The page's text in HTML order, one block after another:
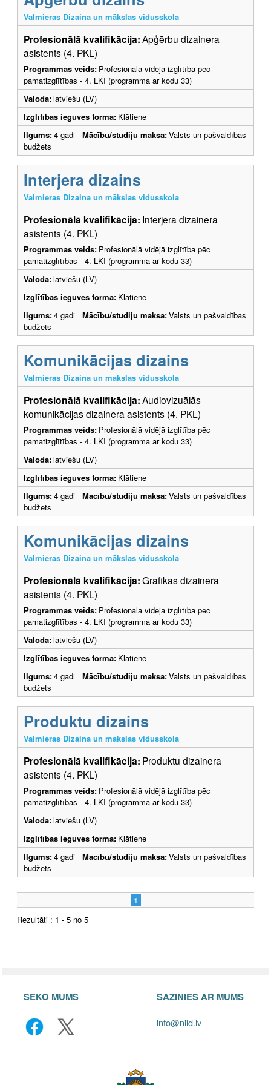
Valmieras Dizaina un mākslas vidusskola
Profesionālā kvalifikācija:Apģērbu dizainera
asistents (4. PKL)
Programmas veids: Profesionālā vidējā izglītība pēc
pamatizglītības - 4. LKI (programma ar kodu 33)
Valoda:latviešu (LV)
Izglītības ieguves forma: Klātiene
Ilgums:4 gadi Mācību/studiju maksa:Valsts un pašvaldības
budžets
Interjera dizains
Valmieras Dizaina un mākslas vidusskola
Profesionālā kvalifikācija: Interjera dizainera
asistents (4. PKL)
Programmas veids: Profesionālā vidējā izglītība pēc
pamatizglītības - 4. LKI (programma ar kodu 33)
Valoda:latviešu (LV)
Izglītības ieguves forma: Klātiene
Ilgums:4 gadi Mācību/studiju maksa:Valsts un pašvaldības
budžets
Komunikācijas dizains
Valmieras Dizaina un mākslas vidusskola
Profesionālā kvalifikācija:Audiovizuālās
komunikācijas dizainera asistents (4. PKL)
Programmas veids: Profesionālā vidējā izglītība pēc
pamatizglītības - 4. LKI (programma ar kodu 33)
Valoda:latviešu (LV)
Izglītības ieguves forma: Klātiene
Ilgums:4 gadi Mācību/studiju maksa:Valsts un pašvaldības
budžets
Komunikācijas dizains
Valmieras Dizaina un mākslas vidusskola
Profesionālā kvalifikācija:Grafikas dizainera
asistents (4. PKL)
Programmas veids: Profesionālā vidējā izglītība pēc
pamatizglītības - 4. LKI (programma ar kodu 33)
Valoda:latviešu (LV)
Izglītības ieguves forma: Klātiene
Ilgums:4 gadi Mācību/studiju maksa:Valsts un pašvaldības
budžets
Produktu dizains
Valmieras Dizaina un mākslas vidusskola
Profesionālā kvalifikācija: Produktu dizainera
asistents (4. PKL)
Programmas veids: Profesionālā vidējā izglītība pēc
pamatizglītības - 4. LKI (programma ar kodu 33)
Valoda:latviešu (LV)
Izglītības ieguves forma: Klātiene
Ilgums:4 gadi Mācību/studiju maksa:Valsts un pašvaldības
budžets
1
Rezultāti : 1 - 5 no 5
SEKO MUMS SAZINIES AR MUMS
info@niid.lv